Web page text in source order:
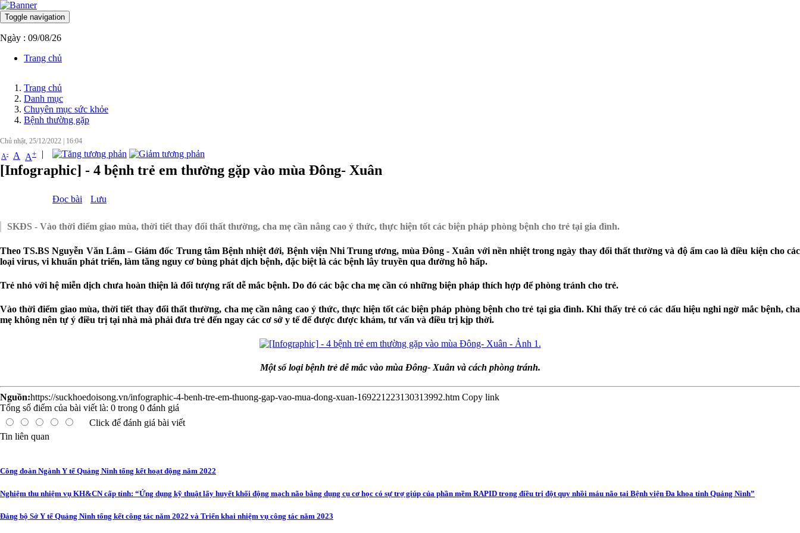
Toggle navigation
Ngày : 09/08/26
Trang chủ
Trang chủ
Danh mục
Chuyên mục sức khỏe
Bệnh thường gặp
Chủ nhật, 25/12/2022
16:04
A- A A+ |
[Infographic] - 4 bệnh trẻ em thường gặp vào mùa Đông- Xuân
Đọc bài Lưu
SKĐS - Vào thời điểm giao mùa, thời tiết thay đổi thất thường, cha mẹ cần nâng cao ý thức, thực hiện tốt các biện pháp phòng bệnh cho trẻ tại gia đình.
Theo TS.BS Nguyễn Văn Lâm – Giám đốc Trung tâm Bệnh nhiệt đới, Bệnh viện Nhi Trung ương, mùa Đông - Xuân với nền nhiệt trong ngày thay đổi thất thường và độ ẩm cao là điều kiện cho các
loại virus, vi khuẩn phát triển, làm tăng nguy cơ bùng phát dịch bệnh, đặc biệt là các bệnh lây truyền qua đường hô hấp.
Trẻ nhỏ với hệ miễn dịch chưa hoàn thiện là đối tượng rất dễ mắc bệnh. Do đó các bậc cha mẹ cần có những biện pháp thích hợp để phòng tránh cho trẻ.
Vào thời điểm giao mùa, thời tiết thay đổi thất thường, cha mẹ cần nâng cao ý thức, thực hiện tốt các biện pháp phòng bệnh cho trẻ tại gia đình. Khi thấy trẻ có các dấu hiệu nghi ngờ mắc bệnh, cha
mẹ không nên tự ý điều trị tại nhà mà phải đưa trẻ đến ngay các cơ sở y tế để được được khám, tư vấn và điều trị kịp thời.
Một số loại bệnh trẻ dễ mắc vào mùa Đông- Xuân và cách phòng tránh.
Nguồn:https://suckhoedoisong.vn/infographic-4-benh-tre-em-thuong-gap-vao-mua-dong-xuan-169221223130313992.htm Copy link
Tổng số điểm của bài viết là: 0 trong 0 đánh giá
Click để đánh giá bài viết
Tin liên quan
Công đoàn Ngành Y tế Quảng Ninh tổng kết hoạt động năm 2022
Nghiệm thu nhiệm vụ KH&CN cấp tỉnh: “Ứng dụng kỹ thuật lấy huyết khối động mạch não bằng dụng cụ cơ học có sự trợ giúp của phần mềm RAPID trong điều trị đột quỵ nhồi máu não tại Bệnh viện Đa khoa tỉnh Quảng Ninh”
Đảng bộ Sở Y tế Quảng Ninh tổng kết công tác năm 2022 và Triển khai nhiệm vụ công tác năm 2023